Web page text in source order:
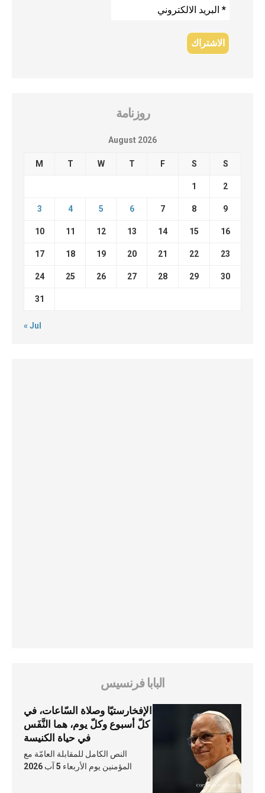
روزنامة
August 2026
M T W T F S S
1 2
3 4 5 6 7 8 9
10 11 12 13 14 15 16
17 18 19 20 21 22 23
24 25 26 27 28 29 30
31
« Jul
البابا فرنسيس
الإفخارستيّا وصلاة السّاعات، في
كلّ أسبوع وكلّ يوم، هما النَّفَس
في حياة الكنيسة
النص الكامل للمقابلة العامّة مع
المؤمنين يوم الأربعاء 5 آب 2026